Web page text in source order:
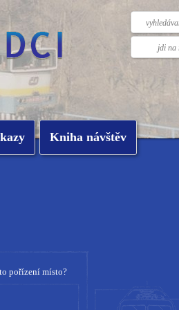
Kniha návštěv
pořízení místo?